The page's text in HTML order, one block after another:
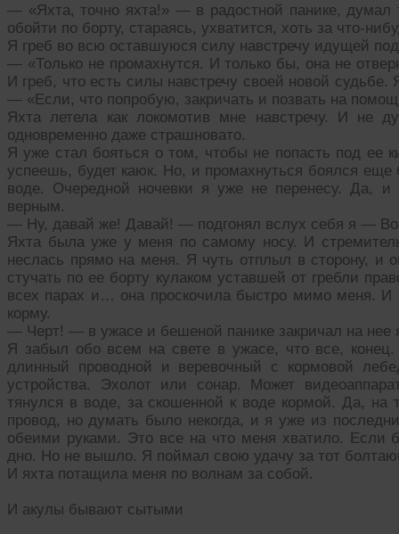
— «Яхта, точно яхта!» — в радостной панике,
обойти по борту, стараясь, ухватится, хоть за что-
Я греб во всю оставшуюся силу навстречу идущей
— «Только не промахнутся. И только бы, она не
И греб, что есть силы навстречу своей новой
— «Если, что попробую, закричать и позвать на
Яхта летела как локомотив мне навстречу. И не
одновременно даже страшновато.
Я уже стал бояться о том, чтобы не попасть под ее
успеешь, будет каюк. Но, и промахнуться боялся еще
воде. Очередной ночевки я уже не перенесу. Да,
верным.
— Ну, давай же! Давай! — подгонял вслух себя я —
Яхта была уже у меня по самому носу. И
неслась прямо на меня. Я чуть отплыл в сторону,
стучать по ее борту кулаком уставшей от гребли
всех парах и… она проскочила быстро мимо меня. И
корму.
— Черт! — в ужасе и бешеной панике закричал на нее
Я забыл обо всем на свете в ужасе, что все,
длинный проводной и веревочный с кормовой
устройства. Эхолот или сонар. Может
тянулся в воде, за скошенной к воде кормой. Да,
провод, но думать было некогда, и я уже из
обеими руками. Это все на что меня хватило. Если
дно. Но не вышло. Я поймал свою удачу за тот
И яхта потащила меня по волнам за собой.
И акулы бывают сытыми